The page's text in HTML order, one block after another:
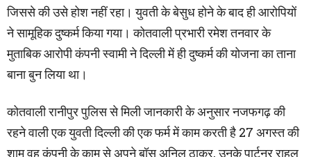
जिससे की उसे होश नहीं रहा। युवती के बेसुध होने के बाद ही आरोपियों
ने सामूहिक दुष्कर्म किया गया। कोतवाली प्रभारी रमेश तनवार के
मुताबिक आरोपी कंपनी स्वामी ने दिल्ली में ही दुष्कर्म की योजना का ताना
बाना बुन लिया था।
कोतवाली रानीपुर पुलिस से मिली जानकारी के अनुसार नजफगढ़ की
रहने वाली एक युवती दिल्ली की एक फर्म में काम करती है 27 अगस्त की
शाम वह कंपनी के काम से अपने बॉस अनिल ठाकुर, उनके पार्टनर राहुल